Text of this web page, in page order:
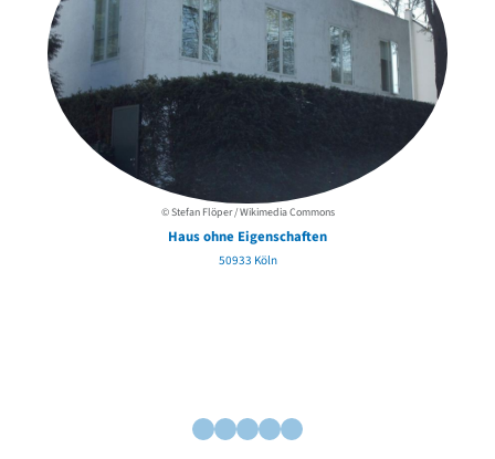
© Stefan Flöper / Wikimedia Commons
Haus ohne Eigenschaften
50933 Köln